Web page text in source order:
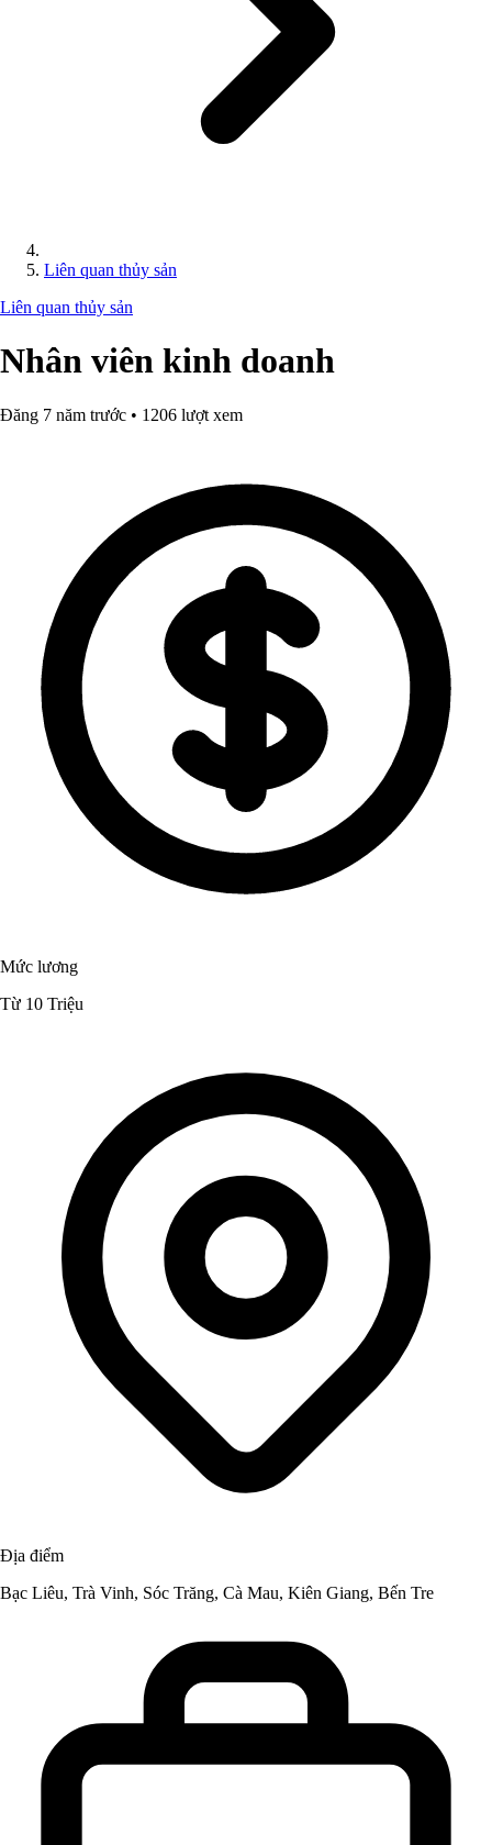
Liên quan thủy sản
Liên quan thủy sản
Nhân viên kinh doanh
Đăng 7 năm trước • 1206 lượt xem
Mức lương
Từ 10 Triệu
Địa điểm
Bạc Liêu, Trà Vinh, Sóc Trăng, Cà Mau, Kiên Giang, Bến Tre